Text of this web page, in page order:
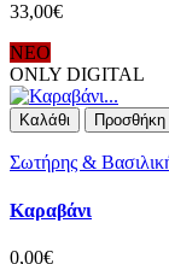
33,00€
ΝΕΟ
ONLY DIGITAL
Καλάθι
Σωτήρης &
Καραβάνι
0,00€